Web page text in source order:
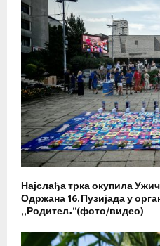
Најслађа трка окупила
Одржана 16. Пузијада у
„Родитељ“(фото/видео)